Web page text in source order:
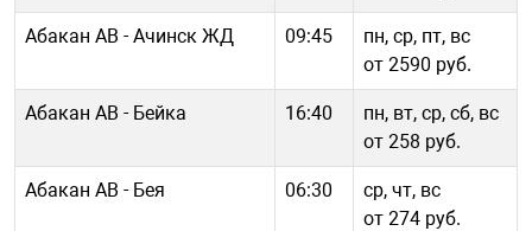
Абакан АВ - Ачинск ЖД 09:45
пн, ср, пт, вс
от 2590 руб.
Абакан АВ - Бейка 16:40
пн, вт, ср, сб, вс
от 258 руб.
Абакан АВ - Бея 06:30
ср, чт, вс
от 274 руб.